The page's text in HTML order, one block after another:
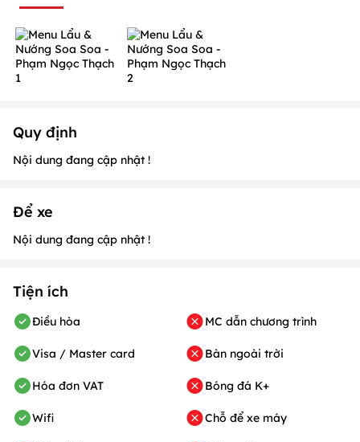
Quy định
Nội dung đang cập nhật !
Để xe
Nội dung đang cập nhật !
Tiện ích
Điều hòa
Visa / Master card
Hóa đơn VAT
Wifi
MC dẫn chương trình
Bàn ngoài trời
Bóng đá K+
Chỗ để xe máy